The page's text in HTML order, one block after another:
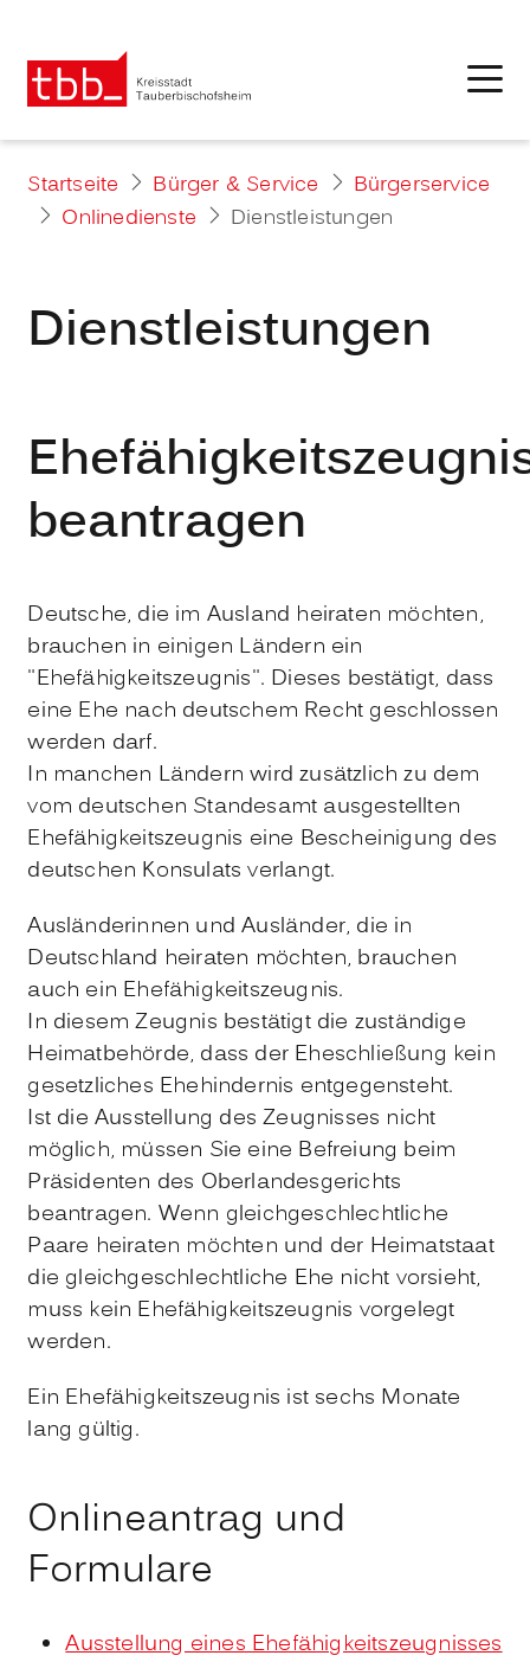
Startseite Bürger & Service
Bürgerservice
Onlinedienste
Dienstleistungen
Dienstleistungen
beantragen
Deutsche, die im Ausland heiraten möchten,
brauchen in einigen Ländern ein
"Ehefähigkeitszeugnis". Dieses bestätigt, dass
eine Ehe nach deutschem Recht geschlossen
werden darf.
In manchen Ländern wird zusätzlich zu dem
vom deutschen Standesamt ausgestellten
Ehefähigkeitszeugnis eine Bescheinigung des
deutschen Konsulats verlangt.
Ausländerinnen und Ausländer, die in
Deutschland heiraten möchten, brauchen
auch ein Ehefähigkeitszeugnis.
In diesem Zeugnis bestätigt die zuständige
Heimatbehörde, dass der Eheschließung kein
gesetzliches Ehehindernis entgegensteht.
Ist die Ausstellung des Zeugnisses nicht
möglich, müssen Sie eine Befreiung beim
Präsidenten des Oberlandesgerichts
beantragen. Wenn gleichgeschlechtliche
Paare heiraten möchten und der Heimatstaat
die gleichgeschlechtliche Ehe nicht vorsieht,
muss kein Ehefähigkeitszeugnis vorgelegt
werden.
Ein Ehefähigkeitszeugnis ist sechs Monate
lang gültig.
Onlineantrag und
Formulare
Ausstellung eines Ehefähigkeitszeugnisses